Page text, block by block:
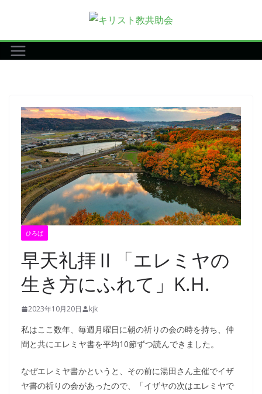
テ
ン
ひろば
早天礼拝Ⅱ「エレミヤの
生き方にふれて」K.H.
2023年10月20日 kjk
私はここ数年、毎週月曜日に朝の祈りの会の時を持ち、仲
間と共にエレミヤ書を平均10節ずつ読んできました。
なぜエレミヤ書かというと、その前に湯田さん主催でイザ
ヤ書の祈りの会があったので、「イザヤの次はエレミヤで